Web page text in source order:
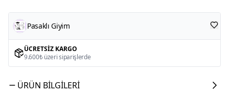
Pasaklı Giyim
ÜCRETSIZ KARGO
9.600₺ üzeri siparişlerde
ÜRÜN BILGILERI